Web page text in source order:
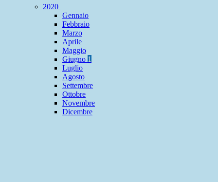
2020
Gennaio
Febbraio
Marzo
Aprile
Maggio
Giugno 1
Luglio
Agosto
Settembre
Ottobre
Novembre
Dicembre